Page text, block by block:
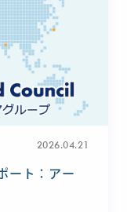
2026.04.21
ート：アー